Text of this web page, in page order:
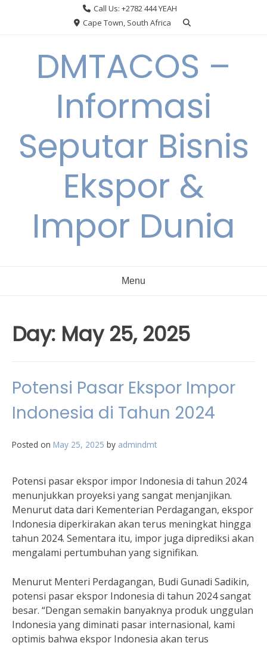
Call Us: +2782 444 YEAH
Cape Town, South Africa
DMTACOS –
Informasi
Seputar Bisnis
Ekspor &
Impor Dunia
Menu
Day: May 25, 2025
Potensi Pasar Ekspor Impor
Indonesia di Tahun 2024
Posted on May 25, 2025 by admindmt
Potensi pasar ekspor impor Indonesia di tahun 2024
menunjukkan proyeksi yang sangat menjanjikan.
Menurut data dari Kementerian Perdagangan, ekspor
Indonesia diperkirakan akan terus meningkat hingga
tahun 2024. Sementara itu, impor juga diprediksi akan
mengalami pertumbuhan yang signifikan.
Menurut Menteri Perdagangan, Budi Gunadi Sadikin,
potensi pasar ekspor Indonesia di tahun 2024 sangat
besar. “Dengan semakin banyaknya produk unggulan
Indonesia yang diminati pasar internasional, kami
optimis bahwa ekspor Indonesia akan terus